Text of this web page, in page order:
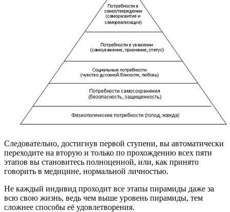
Следовательно, достигнув первой ступени, вы автоматически
переходите на вторую и только по прохождению всех пяти
этапов вы становитесь полноценной, или, как принято
говорить в медицине, нормальной личностью.
Не каждый индивид проходит все этапы пирамиды даже за
всю свою жизнь, ведь чем выше уровень пирамиды, тем
сложнее способы её удовлетворения.